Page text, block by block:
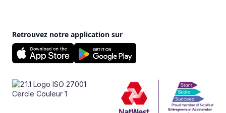
Retrouvez notre application sur